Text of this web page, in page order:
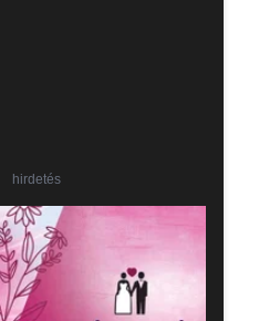
hirdetés